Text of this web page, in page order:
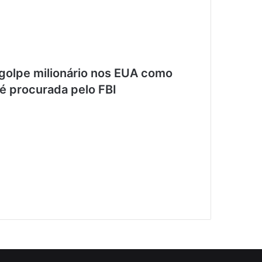
milionário nos EUA como
procurada pelo FBI